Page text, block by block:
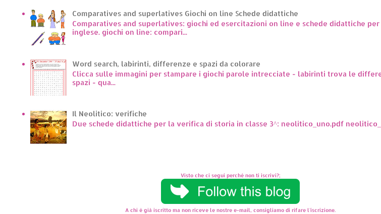
Comparatives and superlatives Giochi on line Schede didattiche
Comparatives and superlatives: giochi ed esercitazioni on line e schede didattiche
inglese. giochi on line: compari...
Word search, labirinti, differenze e spazi da colorare
Clicca sulle immagini per stampare i giochi parole intrecciate - labirinti trova le
spazi - qua...
Il Neolitico: verifiche
Due schede didattiche per la verifica di storia in classe 3^: neolitico_uno.pdf
Visto che ci segui perchè non ti iscrivi?;
A chi è già iscritto ma non riceve le nostre e-mail, consigliamo di rifare l'iscrizione.